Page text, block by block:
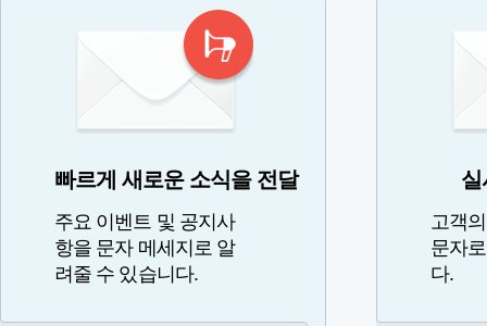
빠르게 새로운 소식을 전달
주요 이벤트 및 공지사
항을 문자 메세지로 알
려줄 수 있습니다.
실
고객
문자
다.